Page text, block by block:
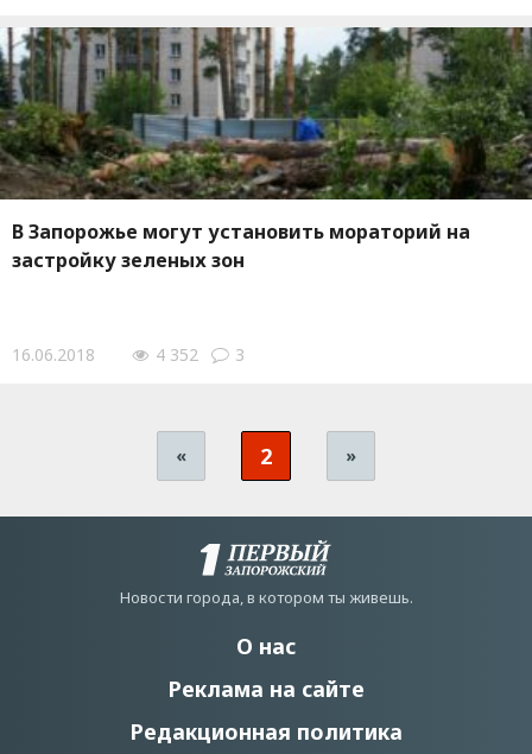
В Запорожье могут установить мораторий на
застройку зеленых зон
16.06.2018 4 352 3
« 2 »
Новости города, в котором ты живешь.
О нас
Реклама на сайте
Редакционная политика